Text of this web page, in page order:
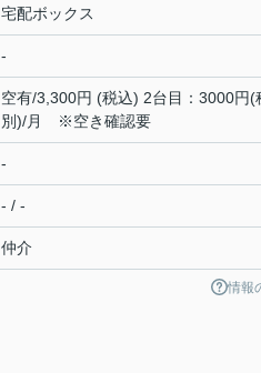
宅配ボックス
-
空有/3,300円 (税込) 2台目：3000円(
別)/月 ※空き確認要
-
- / -
仲介
情報